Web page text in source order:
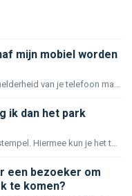
mijn mobiel worden
Ja dat is mogelijk. Let op dat je de helderheid van je telefoon maximaal zet en goed bent ingezoomd op de barcode. Screenshots of foto's kunnen niet ges...
ik dan het park
Ja dat kan, vraag bij de portier een stempel. Hiermee kun je het terrein na verlaten dezelfde dag weer betreden.
een bezoeker om
te komen?